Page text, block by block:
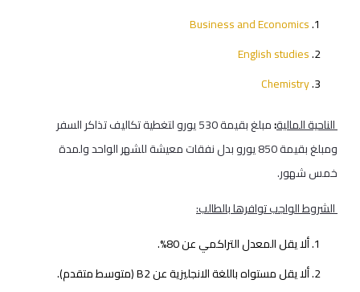
Business and Economics
English studies
Chemistry
الناحية المالية:
مبلغ بقيمة 530 يورو لتغطية تكاليف تذاكر السفر
ومبلغ بقيمة 850 يورو بدل نفقات معيشة للشهر الواحد ولمدة
خمس شهور.
الشروط الواجب توافرها بالطالب:
ألا يقل المعدل التراكمي عن 80%.
ألا يقل مستواه باللغة الانجليزية عن B2 (متوسط متقدم).